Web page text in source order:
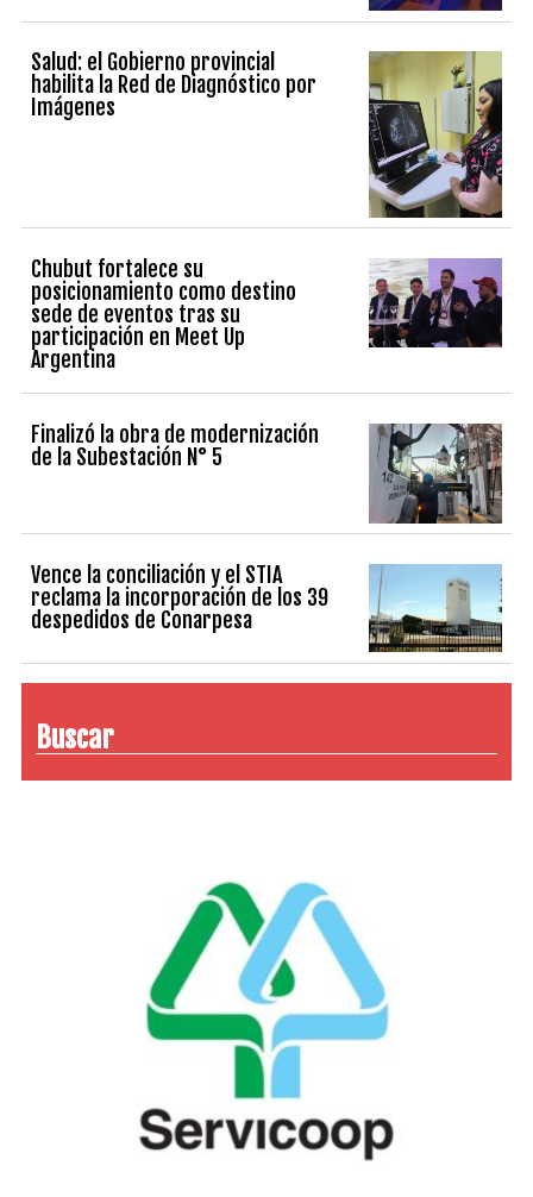
Salud: el Gobierno provincial
habilita la Red de Diagnóstico por
Imágenes
Chubut fortalece su
posicionamiento como destino
sede de eventos tras su
participación en Meet Up
Argentina
Finalizó la obra de modernización
de la Subestación N° 5
Vence la conciliación y el STIA
reclama la incorporación de los 39
despedidos de Conarpesa
Buscar